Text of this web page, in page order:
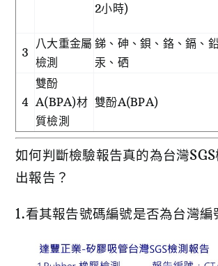
2小時)
3
八大重金屬
檢測
銻、砷、鋇、鉻、鎘、鉛
汞、硒
4
雙酚
A(BPA)材
質檢測
雙酚A(BPA)
如何判斷檢驗報告真的為台灣
出報告？
1.看其報告號碼編號是否為台灣編